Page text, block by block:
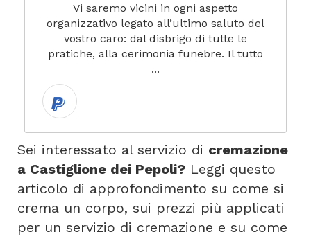
Vi saremo vicini in ogni aspetto
organizzativo legato all’ultimo saluto del
vostro caro: dal disbrigo di tutte le
pratiche, alla cerimonia funebre. Il tutto
...
Sei interessato al servizio di cremazione
a Castiglione dei Pepoli? Leggi questo
articolo di approfondimento su come si
crema un corpo, sui prezzi più applicati
per un servizio di cremazione e su come